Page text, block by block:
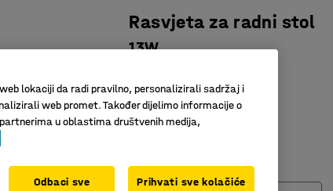
Rasvjeta za radni stol
13W
Dugi vijek trajanja
Energetski učinkovito
Dužina (mm)
lokaciji da radi pravilno, personalizirali sadržaj i
web promet. Također dijelimo informacije o
u oblastima društvenih medija,
Odbaci sve Prihvati sve kolačiće